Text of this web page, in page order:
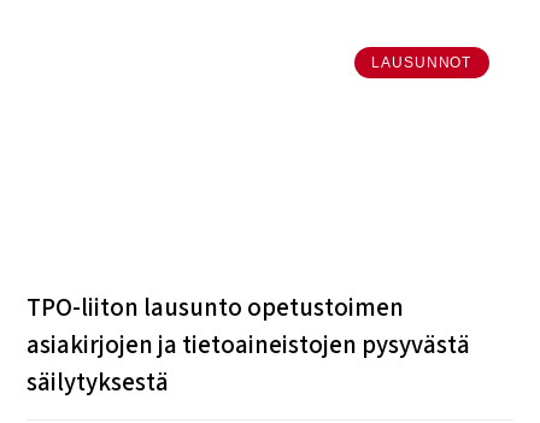
LAUSUNNOT
TPO-liiton lausunto opetustoimen
asiakirjojen ja tietoaineistojen pysyvästä
säilytyksestä